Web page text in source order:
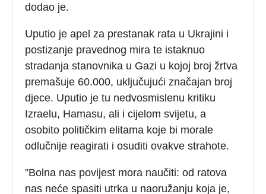
dodao je.
Uputio je apel za prestanak rata u Ukrajini i
postizanje pravednog mira te istaknuo
stradanja stanovnika u Gazi u kojoj broj žrtva
premašuje 60.000, uključujući značajan broj
djece. Uputio je tu nedvosmislenu kritiku
Izraelu, Hamasu, ali i cijelom svijetu, a
osobito političkim elitama koje bi morale
odlučnije reagirati i osuditi ovakve strahote.
”Bolna nas povijest mora naučiti: od ratova
nas neće spasiti utrka u naoružanju koja je,